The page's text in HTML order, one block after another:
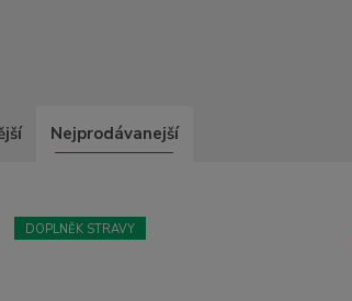
Nejprodávanejší
DOPLNĚK STRAVY